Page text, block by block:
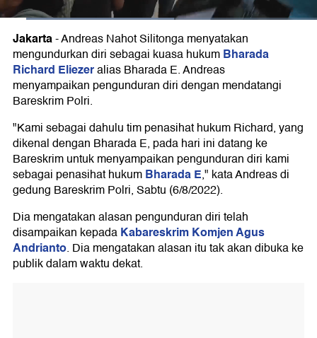
Jakarta-Andreas Nahot Silitonga menyatakan
mengundurkan diri sebagai kuasa hukumBharada
Richard Eliezeralias Bharada E. Andreas
menyampaikan pengunduran diri dengan mendatangi
Bareskrim Polri.
"Kami sebagai dahulu tim penasihat hukum Richard, yang
dikenal dengan Bharada E, pada hari ini datang ke
Bareskrim untuk menyampaikan pengunduran diri kami
sebagai penasihat hukumBharada E," kata Andreas di
gedung Bareskrim Polri, Sabtu (6/8/2022).
Dia mengatakan alasan pengunduran diri telah
disampaikan kepadaKabareskrim Komjen Agus
Andrianto. Dia mengatakan alasan itu tak akan dibuka ke
publik dalam waktu dekat.